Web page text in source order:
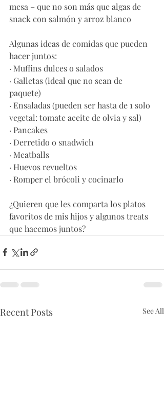
mesa – que no son más que algas de
snack con salmón y arroz blanco
Algunas ideas de comidas que pueden
hacer juntos:
· Muffins dulces o salados
· Galletas (ideal que no sean de
paquete)
· Ensaladas (pueden ser hasta de 1 solo
vegetal: tomate aceite de olvia y sal)
· Pancakes
· Derretido o snadwich
· Meatballs
· Huevos revueltos
· Romper el brócoli y cocinarlo
¿Quieren que les comparta los platos
favoritos de mis hijos y algunos treats
que hacemos juntos?
Recent Posts See All